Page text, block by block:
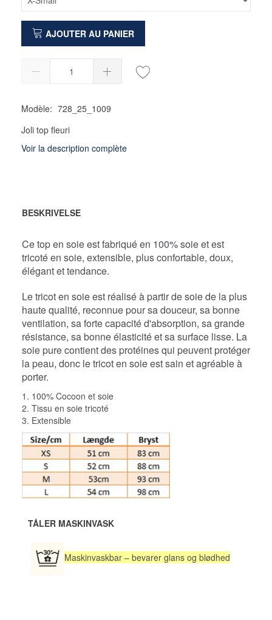
AJOUTER AU PANIER
Modèle: 728_25_1009
Joli top fleuri
Voir la description complète
BESKRIVELSE
Ce top en soie est fabriqué en 100% soie et est
tricoté en soie, extensible, plus confortable, doux,
élégant et tendance.
Le tricot en soie est réalisé à partir de soie de la plus
haute qualité, reconnue pour sa douceur, sa bonne
ventilation, sa forte capacité d'absorption, sa grande
résistance, sa bonne élasticité et sa surface lisse. La
soie pure contient des protéines qui peuvent protéger
la peau, donc le tricot en soie est sain et agréable à
porter.
1. 100% Cocoon et soie
2. Tissu en soie tricoté
3. Extensible
TÅLER MASKINVASK
Maskinvaskbar – bevarer glans og blødhed